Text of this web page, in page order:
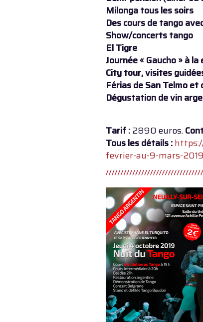
Milonga tous les soirs
Des cours de tango
Show/concerts tango
El Tigre
Journée « Gaucho » à
City tour, visites
Férias de San Telmo et
Dégustation de vin
Tarif :2890 euros.
Tous les détails :
fevrier-au-9-mars-